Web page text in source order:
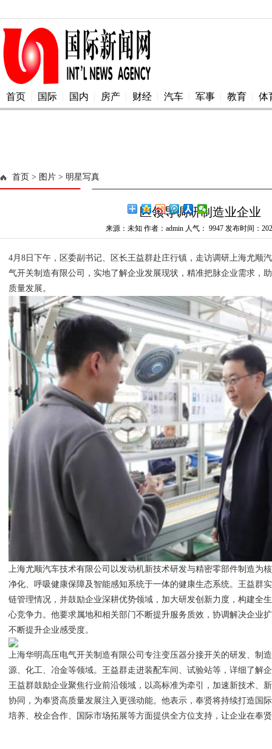
首页 国际 国内 房产 财经 汽车 军事 教育 体
首页 > 图片 > 明星写真
区领导调研制造业企业
来源：未知 作者：admin 人气： 9947 发布时间：
4月8日下午，区委副书记、区长王益群赴庄行镇，走访调研上海尤顺
气开关制造有限公司，实地了解企业发展现状，精准把脉企业需求，
质量发展。
上海尤顺汽车技术有限公司以发动机新技术研发与精密零部件制造为
净化、呼吸健康保障及智能感知系统于一体的健康生态系统。王益群
链管理情况，并鼓励企业深耕优势领域，加大研发创新力度，构建全
心竞争力。他要求属地和相关部门不断提升服务质效，协调解决企业
不断提升企业感受度。
上海华明高压电气开关制造有限公司专注变压器分接开关的研发、制
源、化工、冶金等领域。王益群走进装配车间、试验站等，详细了解
王益群鼓励企业聚焦行业前沿领域，以高标准为牵引，加速新技术、
协同，为奉贤高质量发展注入更强动能。他表示，奉贤将持续打造国
培养、校企合作、国际市场拓展等方面提供全方位支持，让企业在奉